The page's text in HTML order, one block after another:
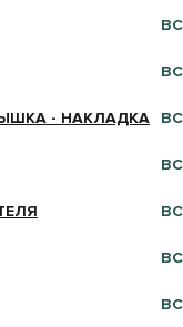
- НАКЛАДКА